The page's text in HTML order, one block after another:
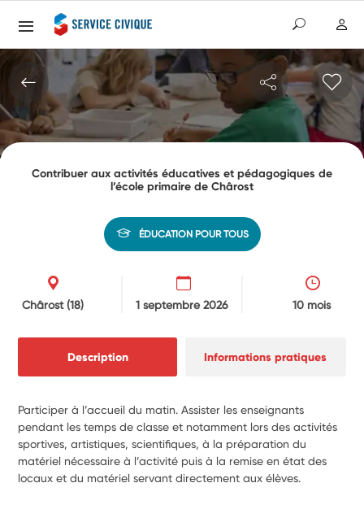
Contribuer aux activités éducatives et pédagogiques de
l’école primaire de Chârost
ÉDUCATION POUR TOUS
Chârost(18) 1 septembre 2026 10 mois
Description Informations pratiques
Participer à l’accueil du matin. Assister les enseignants
pendant les temps de classe et notamment lors des activités
sportives, artistiques, scientifiques, à la préparation du
matériel nécessaire à l’activité puis à la remise en état des
locaux et du matériel servant directement aux élèves.